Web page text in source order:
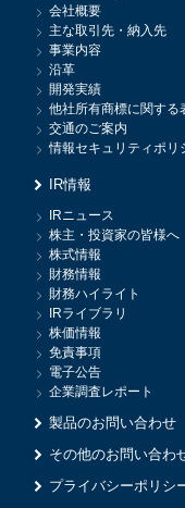
会社概要
主な取引先・納入先
事業内容
沿革
開発実績
他社所有商標に関する
交通のご案内
情報セキュリティポリ
IR情報
IRニュース
株主・投資家の皆様へ
株式情報
財務情報
財務ハイライト
IRライブラリ
株価情報
免責事項
電子公告
企業調査レポート
製品のお問い合わせ
その他のお問い合わ
プライバシーポリシ